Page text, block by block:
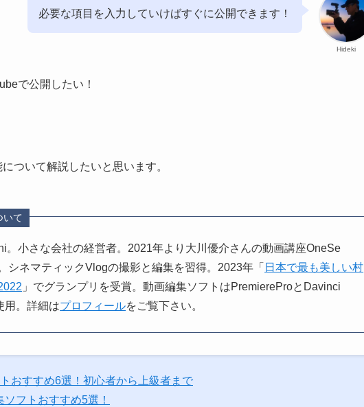
Hideki
必要な項目を入力していけばすぐに公開できます！
で公開したい！
ついて解説したいと思います。
いて
。小さな会社の経営者。2021年より大川優介さんの動画講座OneSe
シネマティックVlogの撮影と編集を習得。2023年「 日本で最も美しい村
」でグランプリを受賞。動画編集ソフトはPremiereProとDavinci
用。詳細はプロフィールをご覧下さい。
おすすめ6選！初心者から上級者まで
フトおすすめ5選！